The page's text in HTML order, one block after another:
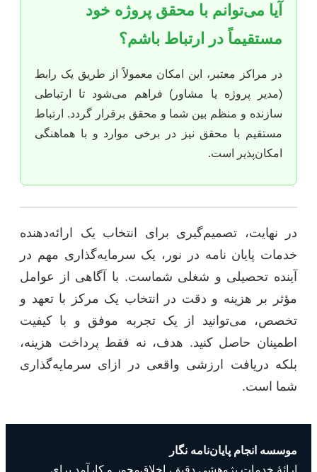
آیا می‌توانم با محقق پروژه خود
مستقیماً در ارتباط باشم؟
در مراکز معتبر، این امکان معمولاً از طریق یک رابط
(مدیر پروژه یا مشاور) فراهم می‌شود تا ارتباطی
سازنده و منظم بین شما و محقق برقرار گردد. ارتباط
مستقیم با محقق نیز در برخی موارد و با هماهنگی
امکان‌پذیر است.
در نهایت، تصمیم‌گیری برای انتخاب یک ارائه‌دهنده
خدمات پایان نامه در نور، یک سرمایه‌گذاری مهم در
آینده تحصیلی و شغلی شماست. با آگاهی از عوامل
مؤثر بر هزینه و دقت در انتخاب یک مرکز با تعهد و
تخصص، می‌توانید از یک تجربه موفق و با کیفیت
اطمینان حاصل کنید. هدف، نه فقط پرداخت هزینه،
بلکه دریافت ارزشی واقعی در ازای سرمایه‌گذاری
شما است.
موسسه انجام پایان‌نامه نگار